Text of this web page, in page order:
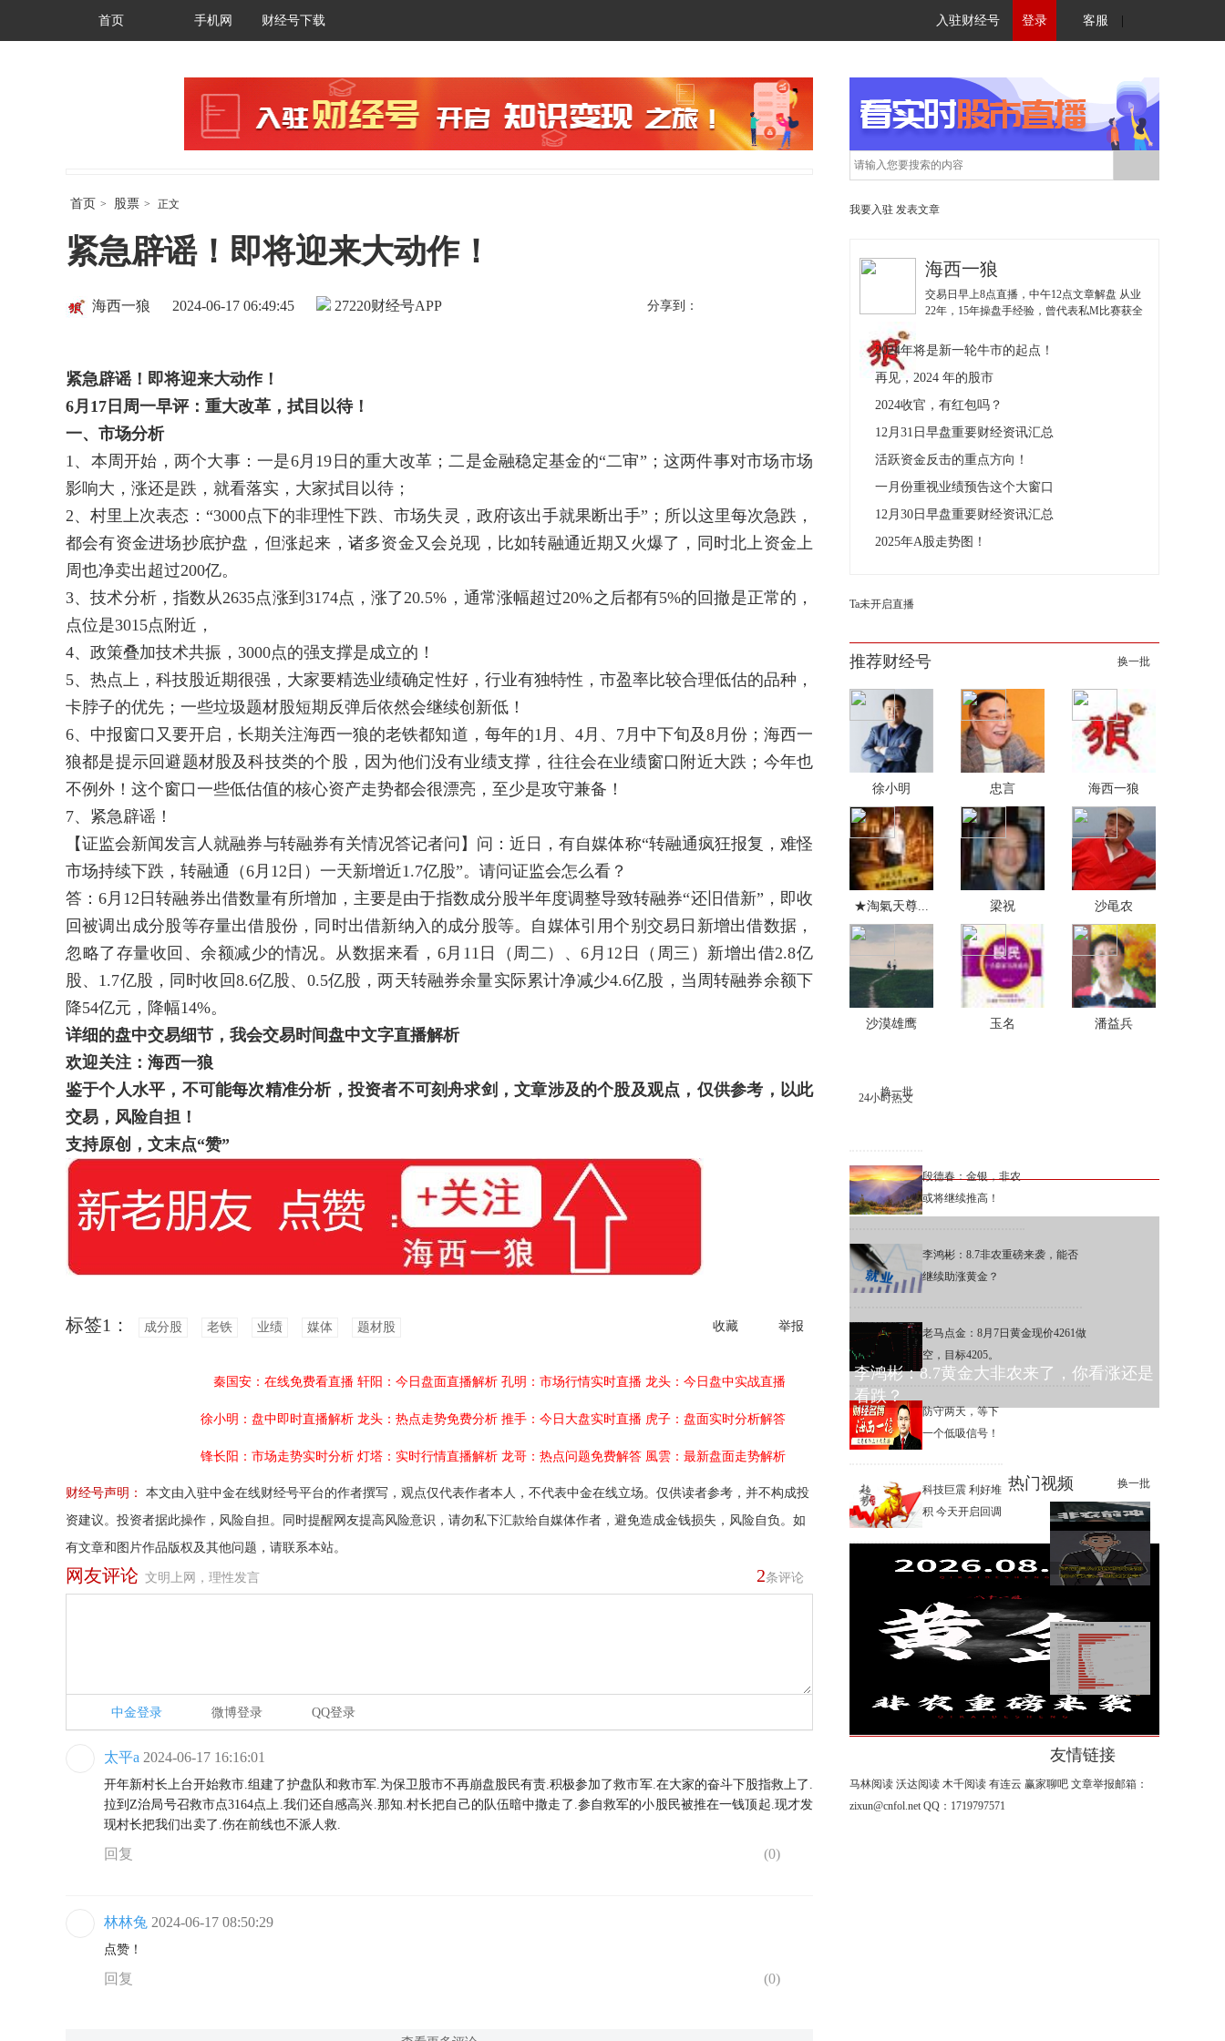
首页 手机网 财经号下载 入驻财经号 登录 客服
首页 > 股票 > 正文
紧急辟谣！即将迎来大动作！
财经号APP
海西一狼 2024-06-17 06:49:45 27220 分享到：
紧急辟谣！即将迎来大动作！
6月 17 日周一早评：重大改革，拭目以待！
一、市场分析
1、本周开始，两个大事：一是6月19日的重大改革；二是金融稳定基金的“二审”；这两件事对市场市场
影响大，涨还是跌，就看落实，大家拭目以待；
2、村里上次表态：“3000点下的非理性下跌、市场失灵，政府该出手就果断出手”；所以这里每次急跌，
都会有资金进场抄底护盘，但涨起来，诸多资金又会兑现，比如转融通近期又火爆了，同时北上资金上
周也净卖出超过200亿。
3、技术分析，指数从2635点涨到3174点，涨了20.5%，通常涨幅超过20%之后都有5%的回撤是正常的，
点位是3015点附近，
4、政策叠加技术共振，3000点的强支撑是成立的！
5、热点上，科技股近期很强，大家要精选业绩确定性好，行业有独特性，市盈率比较合理低估的品种，
卡脖子的优先；一些垃圾题材股短期反弹后依然会继续创新低！
6、中报窗口又要开启，长期关注海西一狼的老铁都知道，每年的1月、4月、7月中下旬及8月份；海西一
狼都是提示回避题材股及科技类的个股，因为他们没有业绩支撑，往往会在业绩窗口附近大跌；今年也
不例外！这个窗口一些低估值的核心资产走势都会很漂亮，至少是攻守兼备！
7、紧急辟谣！
【证监会新闻发言人就融券与转融券有关情况答记者问】问：近日，有自媒体称“转融通疯狂报复，难怪
市场持续下跌，转融通（6月12日）一天新增近1.7亿股”。请问证监会怎么看？
答：6月12日转融券出借数量有所增加，主要是由于指数成分股半年度调整导致转融券“还旧借新”，即收
回被调出成分股等存量出借股份，同时出借新纳入的成分股等。自媒体引用个别交易日新增出借数据，
忽略了存量收回、余额减少的情况。从数据来看，6月11日（周二）、6月12日（周三）新增出借2.8亿
股、1.7亿股，同时收回8.6亿股、0.5亿股，两天转融券余量实际累计净减少4.6亿股，当周转融券余额下
降54亿元，降幅14%。
详细的盘中交易细节，我会交易时间盘中文字直播解析
欢迎关注：海西一狼
鉴于个人水平，不可能每次精准分析，投资者不可刻舟求剑，文章涉及的个股及观点，仅供参考，以此
交易，风险自担！
支持原创，文末点“赞”
收藏 举报
标签1： 成分股 老铁 业绩 媒体 题材股
秦国安：在线免费看直播 轩阳：今日盘面直播解析 孔明：市场行情实时直播 龙头：今日盘中实战直播
徐小明：盘中即时直播解析 龙头：热点走势免费分析 推手：今日大盘实时直播 虎子：盘面实时分析解答
锋长阳：市场走势实时分析 灯塔：实时行情直播解析 龙哥：热点问题免费解答 風雲：最新盘面走势解析
财经号声明：
本文由入驻中金在线财经号平台的作者撰写，观点仅代表作者本人，不代表中金在线立场。仅供读者参考，并不构成投
资建议。投资者据此操作，风险自担。同时提醒网友提高风险意识，请勿私下汇款给自媒体作者，避免造成金钱损失，风险自负。如
有文章和图片作品版权及其他问题，请联系本站。
2条评论
网友评论 文明上网，理性发言
中金登录 微博登录 QQ登录
太平a 2024-06-17 16:16:01
开年新村长上台开始救市.组建了护盘队和救市军.为保卫股市不再崩盘股民有责.积极参加了救市军.在大家的奋斗下股指救上了.
拉到Z治局号召救市点3164点上.我们还自感高兴.那知.村长把自己的队伍暗中撒走了.参自救军的小股民被推在一钱顶起.现才发
现村长把我们出卖了.伤在前线也不派人救.
回复 (0)
林林兔 2024-06-17 08:50:29
点赞！
回复 (0)
我要入驻 发表文章
海西一狼
交易日早上8点直播，中午12点文章解盘 从业
22年，15年操盘手经验，曾代表私M比赛获全
《实战36招》、《波段价值体系》，《量化交
易系统》；
2024年将是新一轮牛市的起点！
再见，2024 年的股市
2024收官，有红包吗？
12月31日早盘重要财经资讯汇总
活跃资金反击的重点方向！
一月份重视业绩预告这个大窗口
12月30日早盘重要财经资讯汇总
2025年A股走势图！
Ta未开启直播
推荐财经号 换一批
徐小明 忠言 海西一狼
★淘氣天尊... 梁祝 沙黾农
沙漠雄鹰 玉名 潘益兵
24小时热文
换一批
段德春：金银，非农
或将继续推高！
李鸿彬：8.7非农重磅来袭，能否
继续助涨黄金？
老马点金：8月7日黄金现价4261做
空，目标4205。
防守两天，等下
一个低吸信号！
科技巨震 利好堆
积 今天开启回调
热门视频 换一批
李鸿彬：8.7黄金大非农来了，你看涨还是
看跌？
杨山海：8月非农进入倒计时阶
万锦晟8.7大非农能否助推黄金
继续走强？今日黄金解析
友情链接
马林阅读 沃达阅读 木千阅读 有连云 赢家聊吧 文章举报邮箱：
zixun@cnfol.net QQ：1719797571